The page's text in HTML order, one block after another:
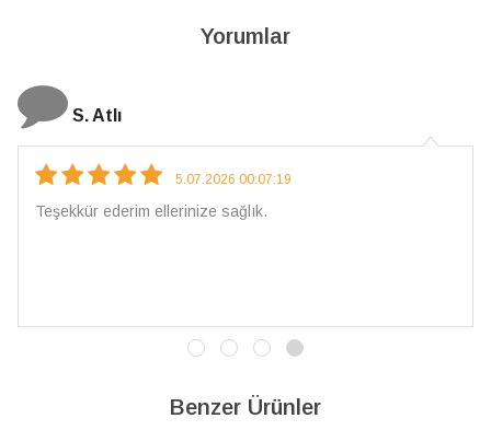
Yorumlar
S. Atlı
5.07.2026 00:07:19
Teşekkür ederim ellerinize sağlık.
Benzer Ürünler